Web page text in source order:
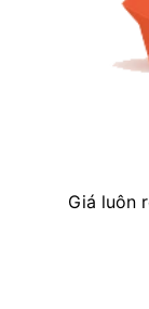
Giá luôn